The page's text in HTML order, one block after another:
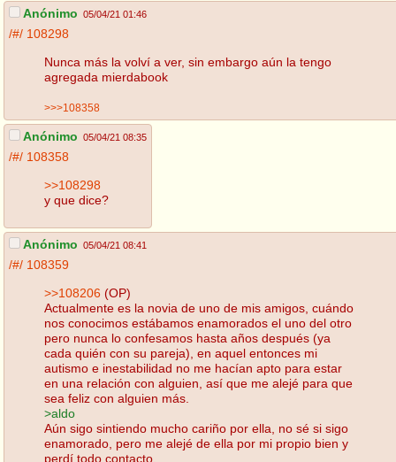
Anónimo 05/04/21 01:46
/#/ 108298
Nunca más la volví a ver, sin embargo aún la tengo
agregada mierdabook
>>>108358
Anónimo 05/04/21 08:35
/#/ 108358
>>108298
y que dice?
Anónimo 05/04/21 08:41
/#/ 108359
>>108206 (OP)
Actualmente es la novia de uno de mis amigos, cuándo
nos conocimos estábamos enamorados el uno del otro
pero nunca lo confesamos hasta años después (ya
cada quién con su pareja), en aquel entonces mi
autismo e inestabilidad no me hacían apto para estar
en una relación con alguien, así que me alejé para que
sea feliz con alguien más.
>aldo
Aún sigo sintiendo mucho cariño por ella, no sé si sigo
enamorado, pero me alejé de ella por mi propio bien y
perdí todo contacto.